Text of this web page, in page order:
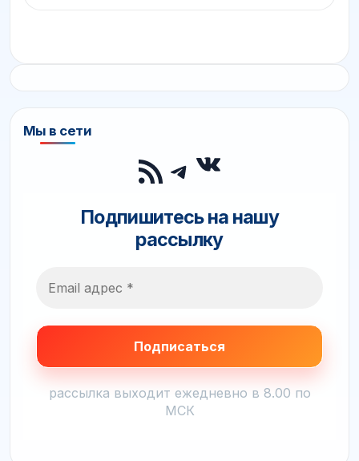
Мы в сети
RSS-лента
Telegram
ВКонтакте
Подпишитесь на нашу
рассылку
рассылка выходит ежедневно в 8.00 по
МСК